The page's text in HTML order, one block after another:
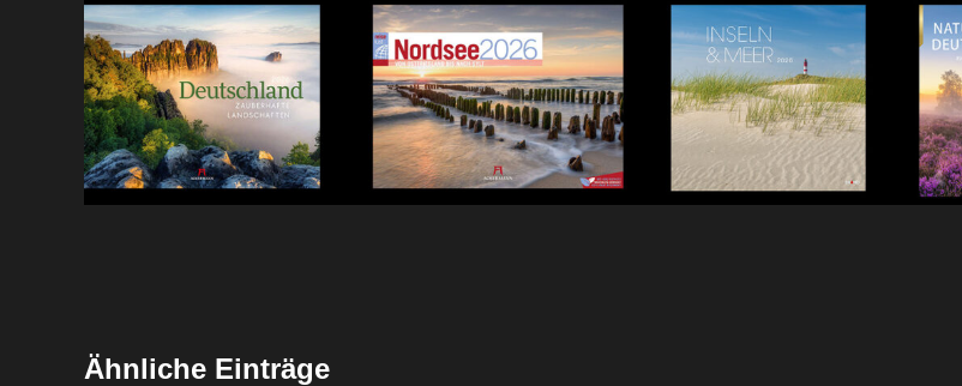
Ähnliche Einträge